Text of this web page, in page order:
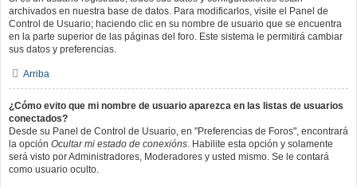
archivados en nuestra base de datos. Para modificarlos, visite el Panel de
Control de Usuario; haciendo clic en su nombre de usuario que se encuentra
en la parte superior de las páginas del foro. Este sistema le permitirá cambiar
sus datos y preferencias.
Arriba
¿Cómo evito que mi nombre de usuario aparezca en las listas de usuarios
conectados?
Desde su Panel de Control de Usuario, en "Preferencias de Foros", encontrará
la opción Ocultar mi estado de conexións. Habilite esta opción y solamente
será visto por Administradores, Moderadores y usted mismo. Se le contará
como usuario oculto.